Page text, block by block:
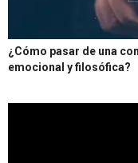
¿Cómo pasar de una
emocional y filosófica?